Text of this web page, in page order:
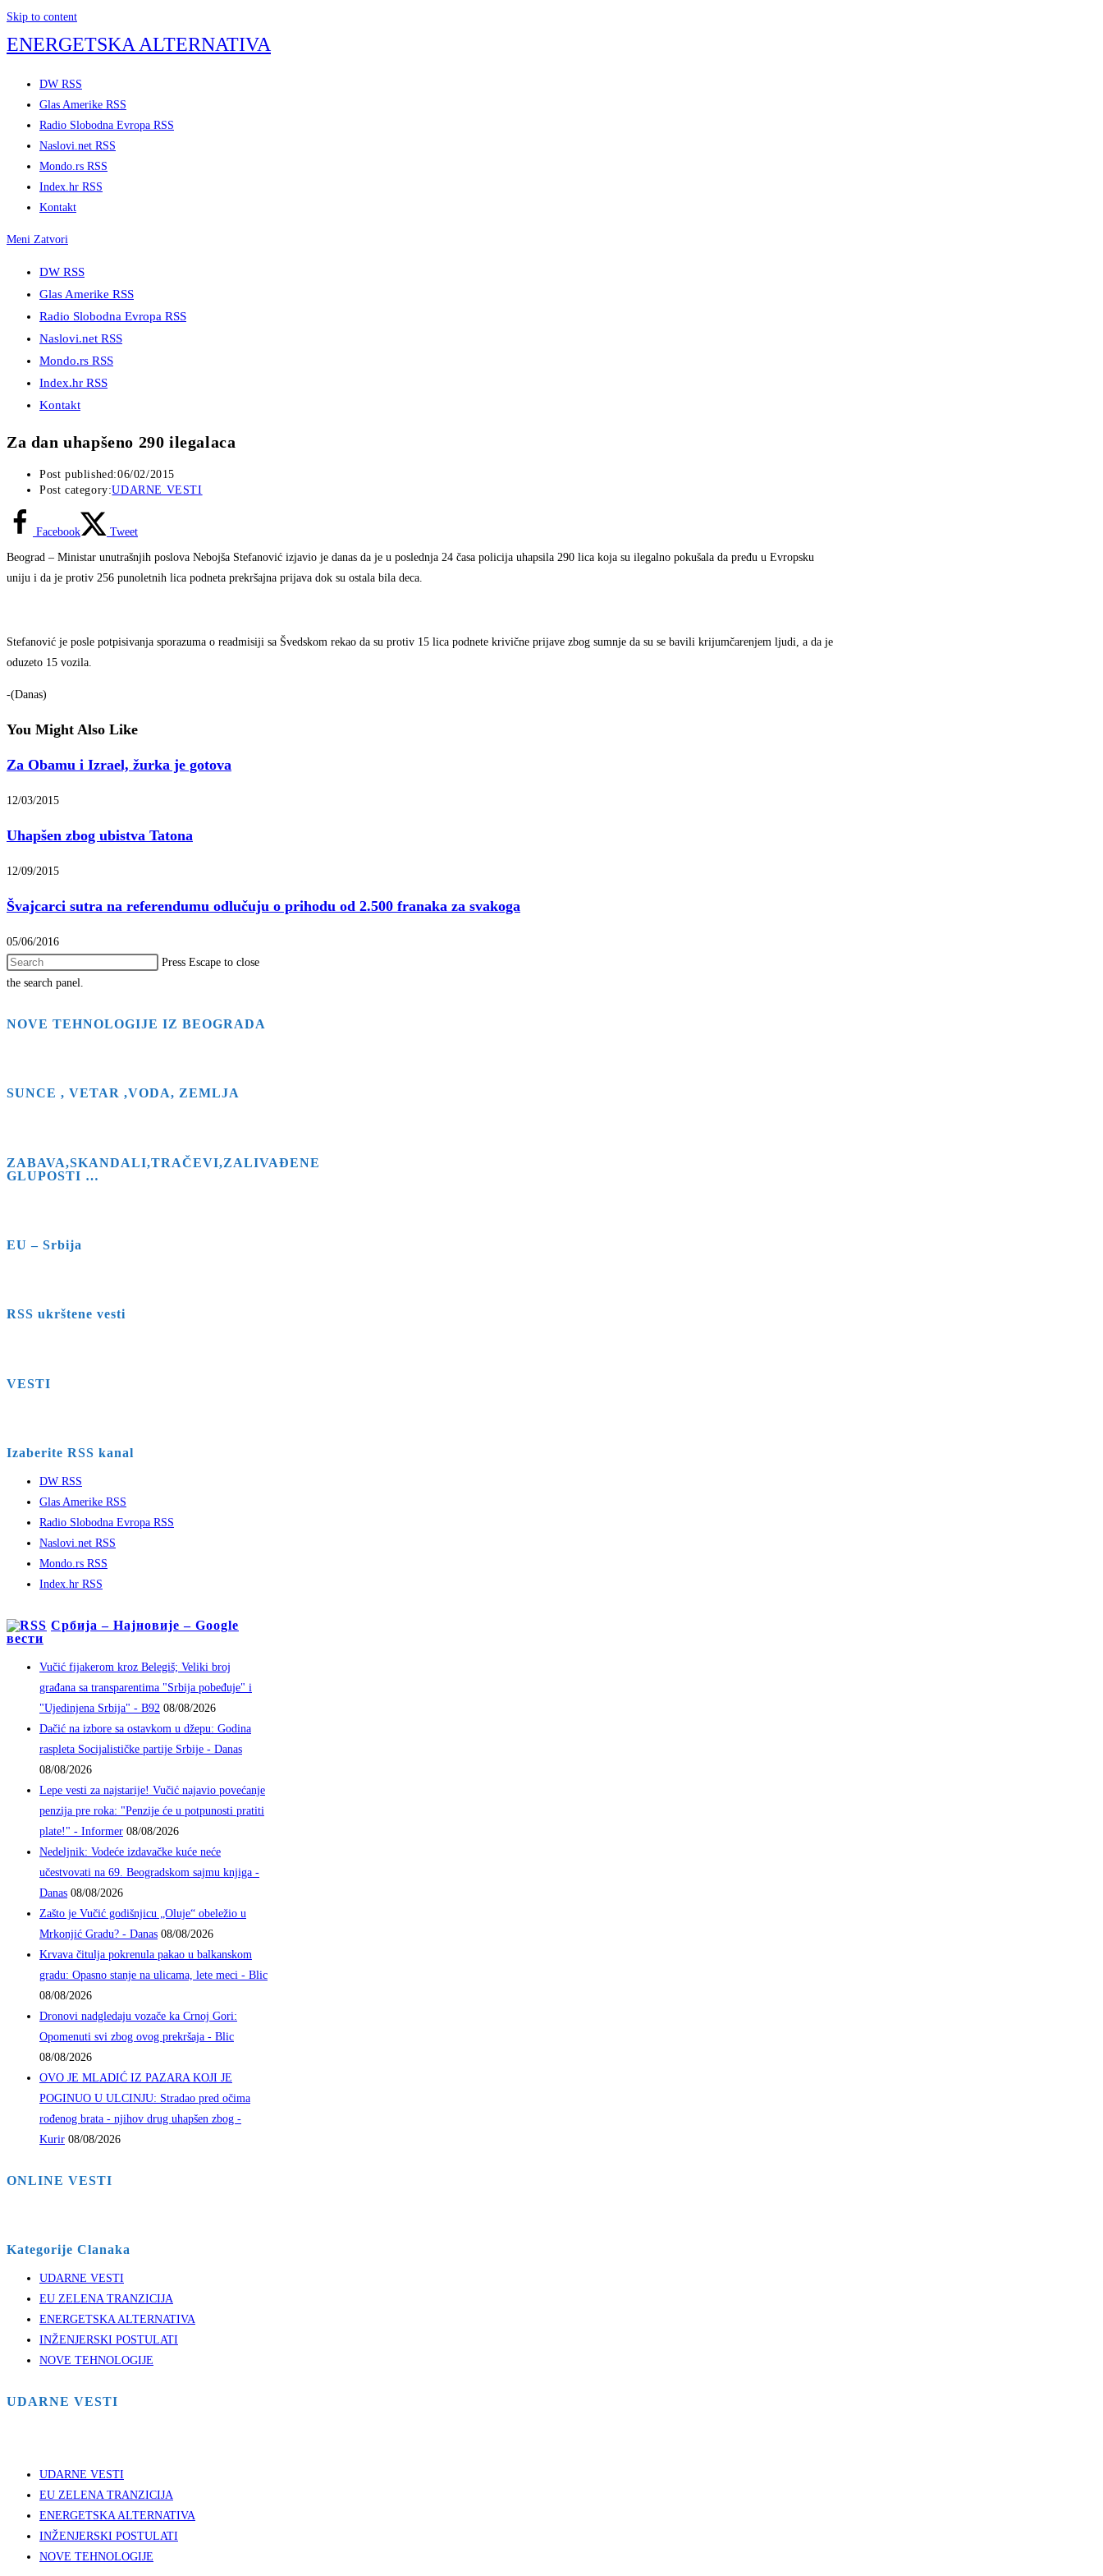
Skip to content
ENERGETSKA ALTERNATIVA
DW RSS
Glas Amerike RSS
Radio Slobodna Evropa RSS
Naslovi.net RSS
Mondo.rs RSS
Index.hr RSS
Kontakt
Meni Zatvori
DW RSS
Glas Amerike RSS
Radio Slobodna Evropa RSS
Naslovi.net RSS
Mondo.rs RSS
Index.hr RSS
Kontakt
Za dan uhapšeno 290 ilegalaca
Post published:06/02/2015
Post category:UDARNE VESTI
Facebook Tweet
Beograd – Ministar unutrašnjih poslova Nebojša Stefanović izjavio je danas da je u poslednja 24 časa policija uhapsila 290 lica koja su ilegalno pokušala da pređu u Evropsku
uniju i da je protiv 256 punoletnih lica podneta prekršajna prijava dok su ostala bila deca.
Stefanović je posle potpisivanja sporazuma o readmisiji sa Švedskom rekao da su protiv 15 lica podnete krivične prijave zbog sumnje da su se bavili krijumčarenjem ljudi, a da je
oduzeto 15 vozila.
-(Danas)
You Might Also Like
Za Obamu i Izrael, žurka je gotova
12/03/2015
Uhapšen zbog ubistva Tatona
12/09/2015
Švajcarci sutra na referendumu odlučuju o prihodu od 2.500 franaka za svakoga
05/06/2016
Press Escape to close
the search panel.
NOVE TEHNOLOGIJE IZ BEOGRADA
SUNCE , VETAR ,VODA, ZEMLJA
ZABAVA,SKANDALI,TRAČEVI,ZALIVAĐENE
GLUPOSTI …
EU – Srbija
RSS ukrštene vesti
VESTI
Izaberite RSS kanal
DW RSS
Glas Amerike RSS
Radio Slobodna Evropa RSS
Naslovi.net RSS
Mondo.rs RSS
Index.hr RSS
Србија – Најновије – Google
вести
Vučić fijakerom kroz Belegiš; Veliki broj
građana sa transparentima "Srbija pobeđuje" i
"Ujedinjena Srbija" - B92 08/08/2026
Dačić na izbore sa ostavkom u džepu: Godina
raspleta Socijalističke partije Srbije - Danas
08/08/2026
Lepe vesti za najstarije! Vučić najavio povećanje
penzija pre roka: "Penzije će u potpunosti pratiti
plate!" - Informer 08/08/2026
Nedeljnik: Vodeće izdavačke kuće neće
učestvovati na 69. Beogradskom sajmu knjiga -
Danas 08/08/2026
Zašto je Vučić godišnjicu „Oluje“ obeležio u
Mrkonjić Gradu? - Danas 08/08/2026
Krvava čitulja pokrenula pakao u balkanskom
gradu: Opasno stanje na ulicama, lete meci - Blic
08/08/2026
Dronovi nadgledaju vozače ka Crnoj Gori:
Opomenuti svi zbog ovog prekršaja - Blic
08/08/2026
OVO JE MLADIĆ IZ PAZARA KOJI JE
POGINUO U ULCINJU: Stradao pred očima
rođenog brata - njihov drug uhapšen zbog -
Kurir 08/08/2026
ONLINE VESTI
Kategorije Clanaka
UDARNE VESTI
EU ZELENA TRANZICIJA
ENERGETSKA ALTERNATIVA
INŽENJERSKI POSTULATI
NOVE TEHNOLOGIJE
UDARNE VESTI
UDARNE VESTI
EU ZELENA TRANZICIJA
ENERGETSKA ALTERNATIVA
INŽENJERSKI POSTULATI
NOVE TEHNOLOGIJE